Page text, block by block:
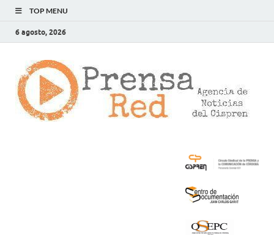
TOP MENU
6 agosto, 2026